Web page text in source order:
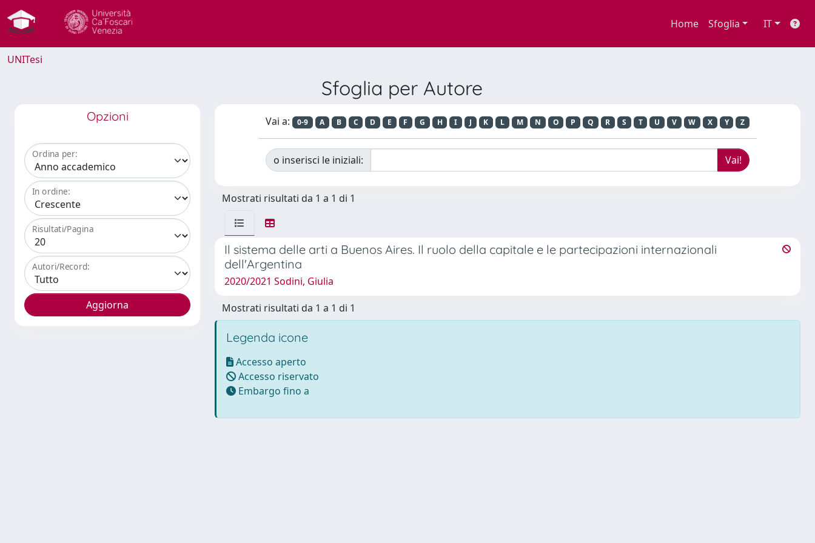
Home Sfoglia IT
UNITesi
Sfoglia per Autore
Opzioni
Ordina per:
In ordine:
Risultati/Pagina
Autori/Record:
Vai a: 0-9 A B C D E F G H I J K L M N O P Q R S T U V W X Y Z
o inserisci le iniziali:
Mostrati risultati da 1 a 1 di 1
Il sistema delle arti a Buenos Aires. Il ruolo della capitale e le partecipazioni internazionali
dell'Argentina
2020/2021 Sodini, Giulia
Mostrati risultati da 1 a 1 di 1
Legenda icone
Accesso aperto
Accesso riservato
Embargo fino a